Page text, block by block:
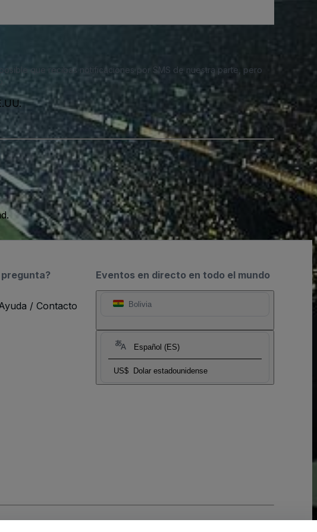
posible que recibas notificaciones por SMS de nuestra parte, pero
Eventos en directo en todo el mundo
Bolivia
Español (ES)
US$ Dolar estadounidense
/ Contacto